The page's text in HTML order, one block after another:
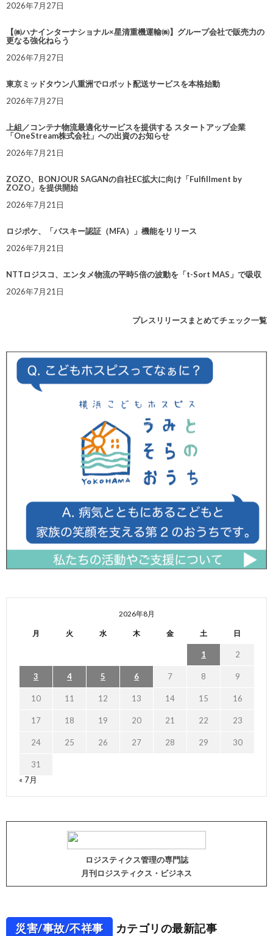
2026年7月27日
【㈱ハナインターナショナル×星清重機運輸㈱】グループ会社で販売力の
更なる強化ねらう
2026年7月27日
東京ミッドタウン八重洲でロボット配送サービスを本格始動
2026年7月27日
上組／コンテナ物流最適化サービスを提供する スタートアップ企業
「OneStream株式会社」への出資のお知らせ
2026年7月21日
ZOZO、BONJOUR SAGANの自社EC拡大に向け「Fulfillment by
ZOZO」を提供開始
2026年7月21日
ロジポケ、「パスキー認証（MFA）」機能をリリース
2026年7月21日
NTTロジスコ、エンタメ物流の平時5倍の波動を「t-Sort MAS」で吸収
2026年7月21日
プレスリリースまとめてチェック一覧
2026年8月
月 火 水 木 金 土 日
1 2
3 4 5 6 7 8 9
10 11 12 13 14 15 16
17 18 19 20 21 22 23
24 25 26 27 28 29 30
31
« 7月
ロジスティクス管理の専門誌
月刊ロジスティクス・ビジネス
災害/事故/不祥事 カテゴリの最新記事